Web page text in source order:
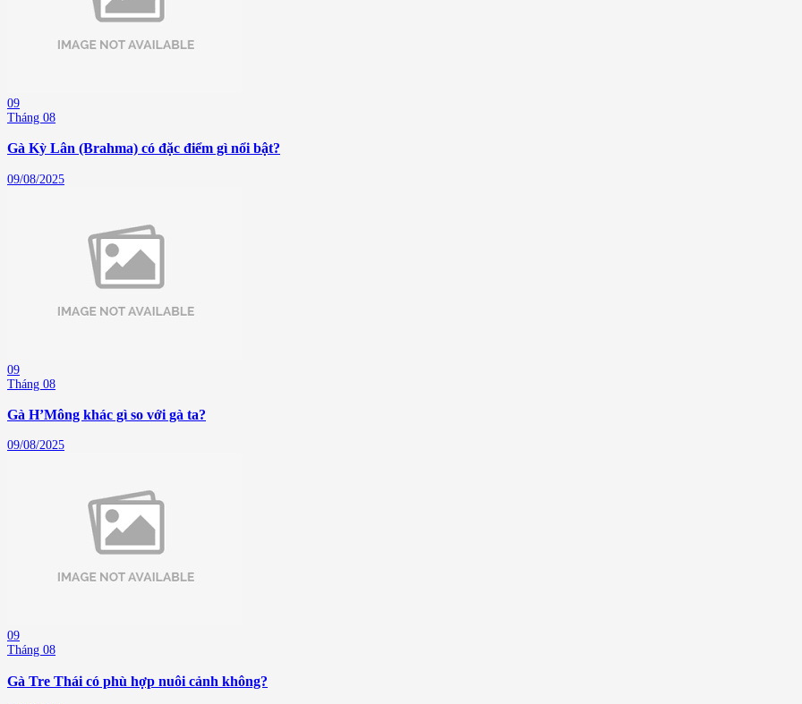
09
Tháng 08
Gà Kỳ Lân (Brahma) có đặc điểm gì nổi bật?
09/08/2025
09
Tháng 08
Gà H’Mông khác gì so với gà ta?
09/08/2025
09
Tháng 08
Gà Tre Thái có phù hợp nuôi cảnh không?